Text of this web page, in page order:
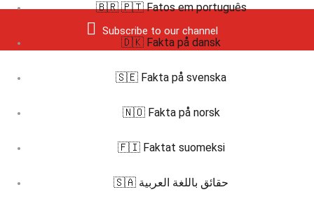
Subscribe to our channel
🇧🇷 🇵🇹 Fatos em português
🇩🇰 Fakta på dansk
🇸🇪 Fakta på svenska
🇳🇴 Fakta på norsk
🇫🇮 Faktat suomeksi
🇸🇦 حقائق باللغة العربية